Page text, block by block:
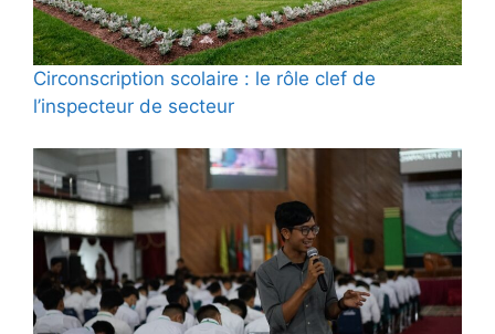
Circonscription scolaire : le rôle clef de
l’inspecteur de secteur